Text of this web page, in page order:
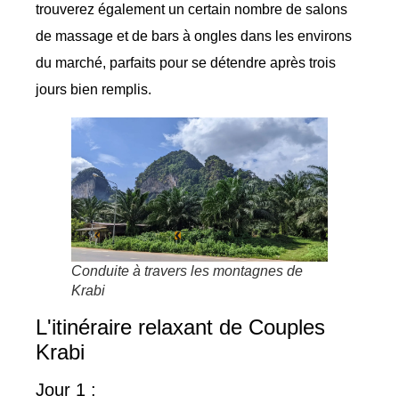
trouverez également un certain nombre de salons
de massage et de bars à ongles dans les environs
du marché, parfaits pour se détendre après trois
jours bien remplis.
Conduite à travers les montagnes de
Krabi
L'itinéraire relaxant de Couples
Krabi
Jour 1 :